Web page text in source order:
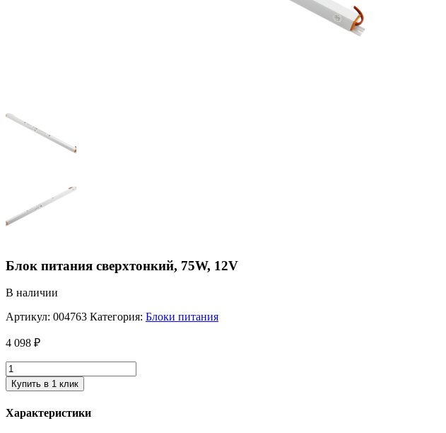
Блок питания сверxтонкий, 75W, 12V
В наличии
Артикул: 004763 Категория: Блоки питания
4 098 ₽
Купить в 1 клик
Характеристики